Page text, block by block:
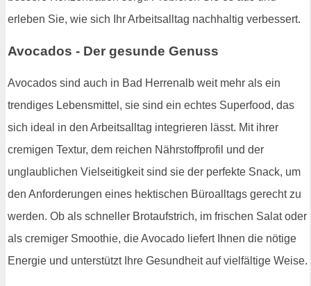
erleben Sie, wie sich Ihr Arbeitsalltag nachhaltig verbessert.
Avocados - Der gesunde Genuss
Avocados sind auch in Bad Herrenalb weit mehr als ein
trendiges Lebensmittel, sie sind ein echtes Superfood, das
sich ideal in den Arbeitsalltag integrieren lässt. Mit ihrer
cremigen Textur, dem reichen Nährstoffprofil und der
unglaublichen Vielseitigkeit sind sie der perfekte Snack, um
den Anforderungen eines hektischen Büroalltags gerecht zu
werden. Ob als schneller Brotaufstrich, im frischen Salat oder
als cremiger Smoothie, die Avocado liefert Ihnen die nötige
Energie und unterstützt Ihre Gesundheit auf vielfältige Weise.